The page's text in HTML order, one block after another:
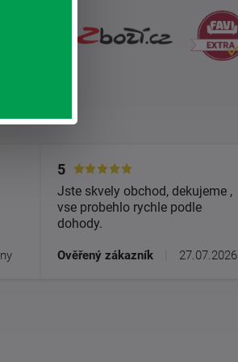
5
Jste skvely obchod, dekujeme ,
vse probehlo rychle podle
dohody.
Ověřený zákazník 27.07.2026